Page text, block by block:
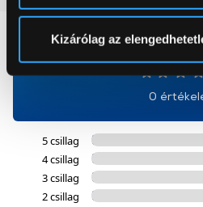
pontban. Bármikor
Sütinyilatkozathoz való
használatával Ön elfogadja a
További információk:ÁSZFés
Kizárólag az
0
5 csillag
4 csillag
3 csillag
2 csillag